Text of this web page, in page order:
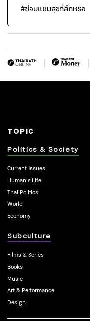
#ซ่อมแซมสุขที่สึกหรอ
TOPIC
Politics & Society
Current Issues
Human’s Life
Thai Politics
World
Economy
Subculture
Films & Series
Books
Music
Art & Performance
Design